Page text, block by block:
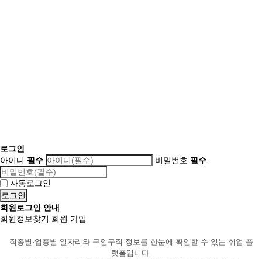
로그인
아이디 필수 비밀번호 필수
자동로그인
회원로그인 안내
회원정보찾기 회원 가입
직종별·업종별 일자리와 구인구직 정보를 한눈에 확인할 수 있는 취업 플
랫폼입니다.